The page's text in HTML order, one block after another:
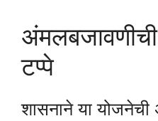
टप्पे
शासनाने या